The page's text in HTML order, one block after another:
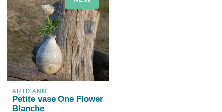
ARTISANN
Petite vase One Flower
Blanche